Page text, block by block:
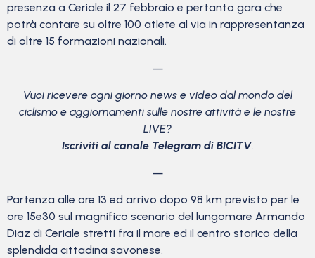
presenza a Ceriale il 27 febbraio e pertanto gara che
potrà contare su oltre 100 atlete al via in rappresentanza
di oltre 15 formazioni nazionali.
—
Vuoi ricevere ogni giorno news e video dal mondo del
ciclismo e aggiornamenti sulle nostre attività e le nostre
LIVE?
Iscriviti al canale Telegram di BICITV.
—
Partenza alle ore 13 ed arrivo dopo 98 km previsto per le
ore 15e30 sul magnifico scenario del lungomare Armando
Diaz di Ceriale stretti fra il mare ed il centro storico della
splendida cittadina savonese.